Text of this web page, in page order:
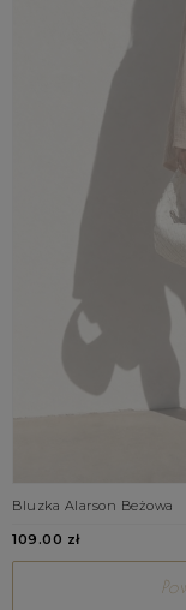
Bluzka Alarson Beżowa
109.00 zł